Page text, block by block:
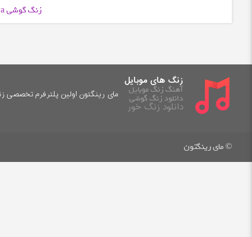
زنگ گوشی Mawlaya با فرمت
زنگ های موبایل
آهنگ زنگ موبایل
دانلود زنگ گوشی
دانلود زنگ خور
مای رینگتون اولین پلترفرم تخصصی
© مای رینگتون